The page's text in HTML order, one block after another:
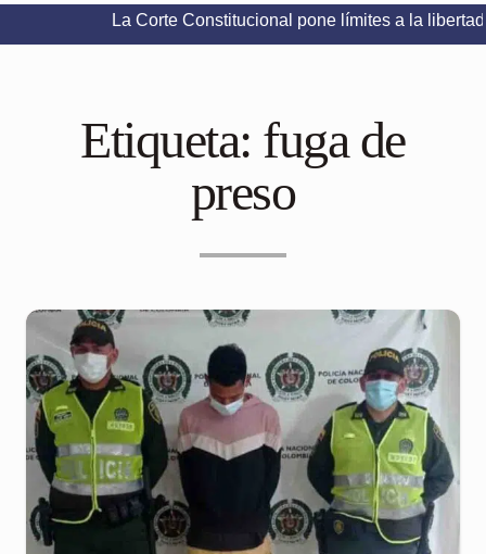
La Corte Constitucional pone límites a la libertad de
Etiqueta: fuga de
preso